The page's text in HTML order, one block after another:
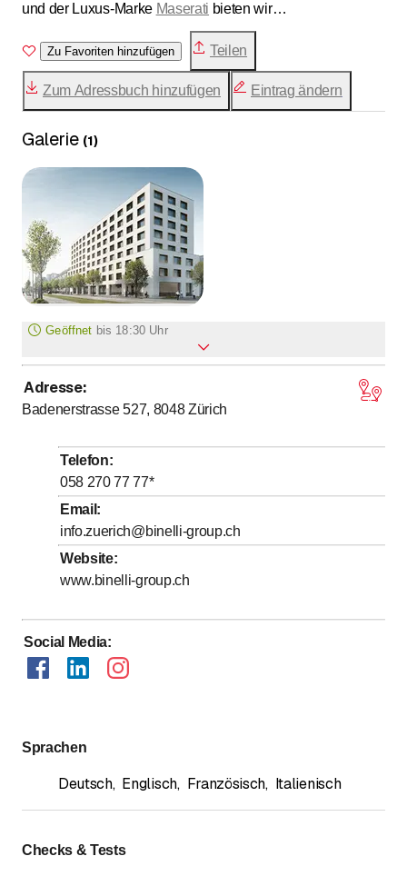
und der Luxus-Marke Maserati bieten wir
zukunftsorientierte Mobilitätslösungen an. In Adliswil steht
die modernste Carrosserie der Schweiz und
Autohaus in Zürichsetzt ganz neue Massstäbe. Über 300
Mitarbeitende, darunter zahlreiche Lernende, stehen
in den Regionen Zürich und Zentralschweiz. Zudem liegt
fördert die «Stiftung Binelli & Ehrsam» zahlreiche soziale
Projekte in der Schweiz.
Zu Favoriten hinzufügen Teilen
Zum Adressbuch hinzufügen Eintrag ändern
Galerie (1)
Geöffnet bis 18:30 Uhr
Montag
30
Dienstag
Mittwoch
7:00- bis
18:30
Donnerstag
Freitag
Samstag
Sonntag
Adresse:
Badenerstrasse 527, 8048 Zürich
Telefon:
058 270 77 77*
Email :
info.zuerich@binelli-group.ch
Website:
www.binelli-group.ch
Social Media:
Sprachen
Deutsch, Englisch, Französisch, Italienisch
Checks & Tests